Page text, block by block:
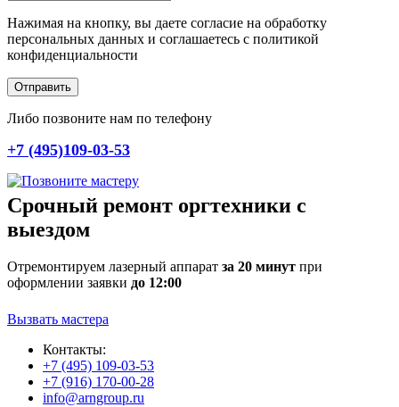
Нажимая на кнопку, вы даете согласие на обработку
персональных данных и соглашаетесь c политикой
конфиденциальности
Отправить
Либо позвоните нам по телефону
+7 (495)109-03-53
Срочный ремонт оргтехники с
выездом
Отремонтируем лазерный аппарат за 20 минут при
оформлении заявки до 12:00
Вызвать мастера
Контакты:
+7 (495) 109-03-53
+7 (916) 170-00-28
info@arngroup.ru